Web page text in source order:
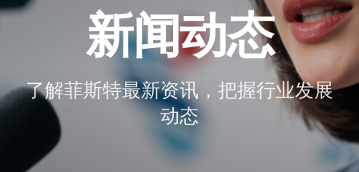
新闻动态
了解菲斯特最新资讯，把握行业发展
动态